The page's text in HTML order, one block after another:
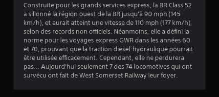
t
o
i
l
e
Construite pour les grands services express, la BR Class 52
a sillonné la région ouest de la BR jusqu'à 90 mph (145
km/h), et aurait atteint une vitesse de 110 mph (177 km/h),
selon des records non officiels. Néanmoins, elle a défini la
norme pour les voyages express GWR dans les années 60
et 70, prouvant que la traction diesel-hydraulique pourrait
être utilisée efficacement. Cependant, elle ne perdurera
pas... Aujourd'hui seulement 7 des 74 locomotives qui ont
survécu ont fait de West Somerset Railway leur foyer.